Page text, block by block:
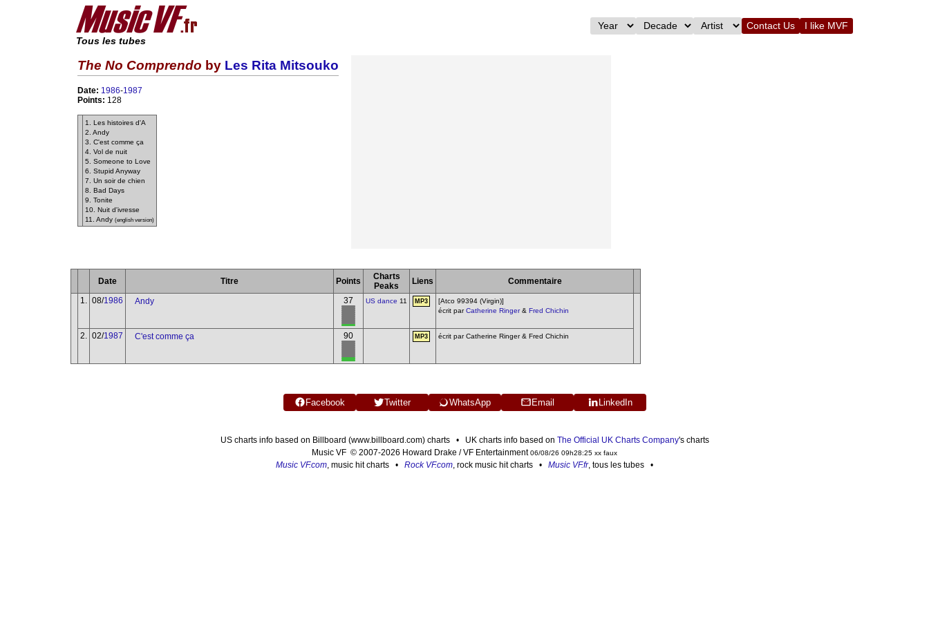
Tous les tubes
Contact Us I like MVF
The No Comprendo by Les Rita Mitsouko
Date: 1986-1987
Points: 128
1. Les histoires d'A
2. Andy
3. C'est comme ça
4. Vol de nuit
5. Someone to Love
6. Stupid Anyway
7. Un soir de chien
8. Bad Days
9. Tonite
10. Nuit d'ivresse
11. Andy (english version)
Date Titre Points
Charts
Peaks
Liens
Commentaire
1.
08/1986 Andy 37 US dance 11 MP3
[Atco 99394 (Virgin)]
écrit parCatherine Ringer& Fred Chichin
2. 02/1987 C'est comme ça 90 MP3 écrit par Catherine Ringer & Fred Chichin
Facebook Twitter WhatsApp Email LinkedIn
US charts info based on Billboard (www.billboard.com) charts • UK charts info based on The Official UK Charts Company's charts
Music VF © 2007-2026 Howard Drake / VF Entertainment06/08/26 09h28:25 xx faux
Music VF.com , music hit charts • Rock VF.com , rock music hit charts • Music VF.fr, tous les tubes •